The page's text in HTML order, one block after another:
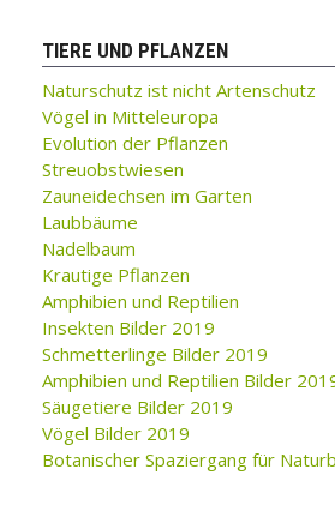
TIERE UND PFLANZEN
Naturschutz ist nicht Artenschutz
Vögel in Mitteleuropa
Evolution der Pflanzen
Streuobstwiesen
Zauneidechsen im Garten
Laubbäume
Nadelbaum
Krautige Pflanzen
Amphibien und Reptilien
Insekten Bilder 2019
Schmetterlinge Bilder 2019
Amphibien und Reptilien Bilder
Säugetiere Bilder 2019
Vögel Bilder 2019
Botanischer Spaziergang für